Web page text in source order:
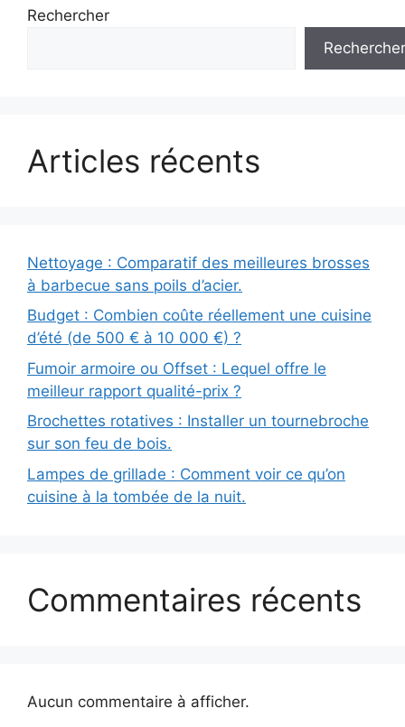
Rechercher
Rechercher
Articles récents
Nettoyage : Comparatif des meilleures brosses
à barbecue sans poils d’acier.
Budget : Combien coûte réellement une cuisine
d’été (de 500 € à 10 000 €) ?
Fumoir armoire ou Offset : Lequel offre le
meilleur rapport qualité-prix ?
Brochettes rotatives : Installer un tournebroche
sur son feu de bois.
Lampes de grillade : Comment voir ce qu’on
cuisine à la tombée de la nuit.
Commentaires récents
Aucun commentaire à afficher.